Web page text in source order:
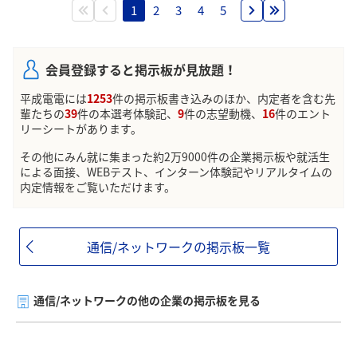
1 2 3 4 5
会員登録すると掲示板が見放題！
平成電電には1253件の掲示板書き込みのほか、内定者を含む先
輩たちの39件の本選考体験記、 9件の志望動機、 16件のエント
リーシートがあります。
その他にみん就に集まった約2万9000件の企業掲示板や就活生
による面接、WEBテスト、インターン体験記やリアルタイムの
内定情報をご覧いただけます。
通信/ネットワークの掲示板一覧
通信/ネットワークの他の企業の掲示板を見る